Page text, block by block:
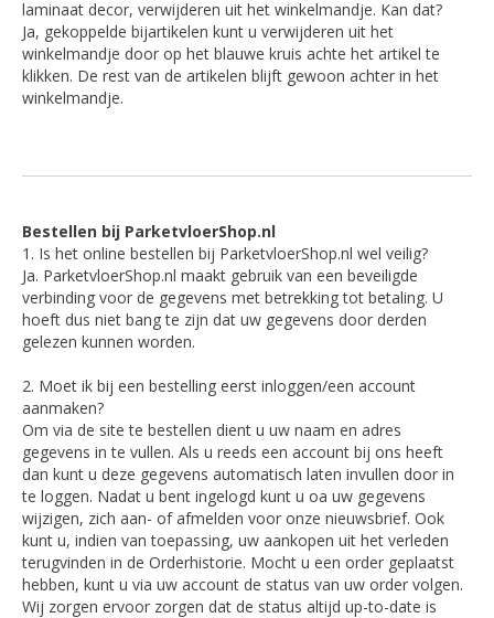
laminaat decor, verwijderen uit het winkelmandje. Kan dat?
Ja, gekoppelde bijartikelen kunt u verwijderen uit het
winkelmandje door op het blauwe kruis achte het artikel te
klikken. De rest van de artikelen blijft gewoon achter in het
winkelmandje.
Bestellen bij ParketvloerShop.nl
1. Is het online bestellen bij ParketvloerShop.nl wel veilig?
Ja. ParketvloerShop.nl maakt gebruik van een beveiligde
verbinding voor de gegevens met betrekking tot betaling. U
hoeft dus niet bang te zijn dat uw gegevens door derden
gelezen kunnen worden.
2. Moet ik bij een bestelling eerst inloggen/een account
aanmaken?
Om via de site te bestellen dient u uw naam en adres
gegevens in te vullen. Als u reeds een account bij ons heeft
dan kunt u deze gegevens automatisch laten invullen door in
te loggen. Nadat u bent ingelogd kunt u oa uw gegevens
wijzigen, zich aan- of afmelden voor onze nieuwsbrief. Ook
kunt u, indien van toepassing, uw aankopen uit het verleden
terugvinden in de Orderhistorie. Mocht u een order geplaatst
hebben, kunt u via uw account de status van uw order volgen.
Wij zorgen ervoor zorgen dat de status altijd up-to-date is